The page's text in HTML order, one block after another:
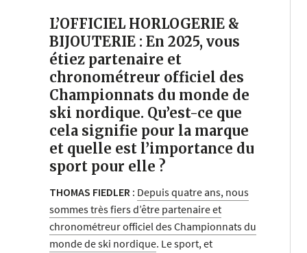
L’OFFICIEL HORLOGERIE &
BIJOUTERIE : En 2025, vous
étiez partenaire et
chronométreur officiel des
Championnats du monde de
ski nordique. Qu’est-ce que
cela signifie pour la marque
et quelle est l’importance du
sport pour elle ?
THOMAS FIEDLER : Depuis quatre ans, nous
sommes très fiers d’être partenaire et
chronométreur officiel des Championnats du
monde de ski nordique. Le sport, et